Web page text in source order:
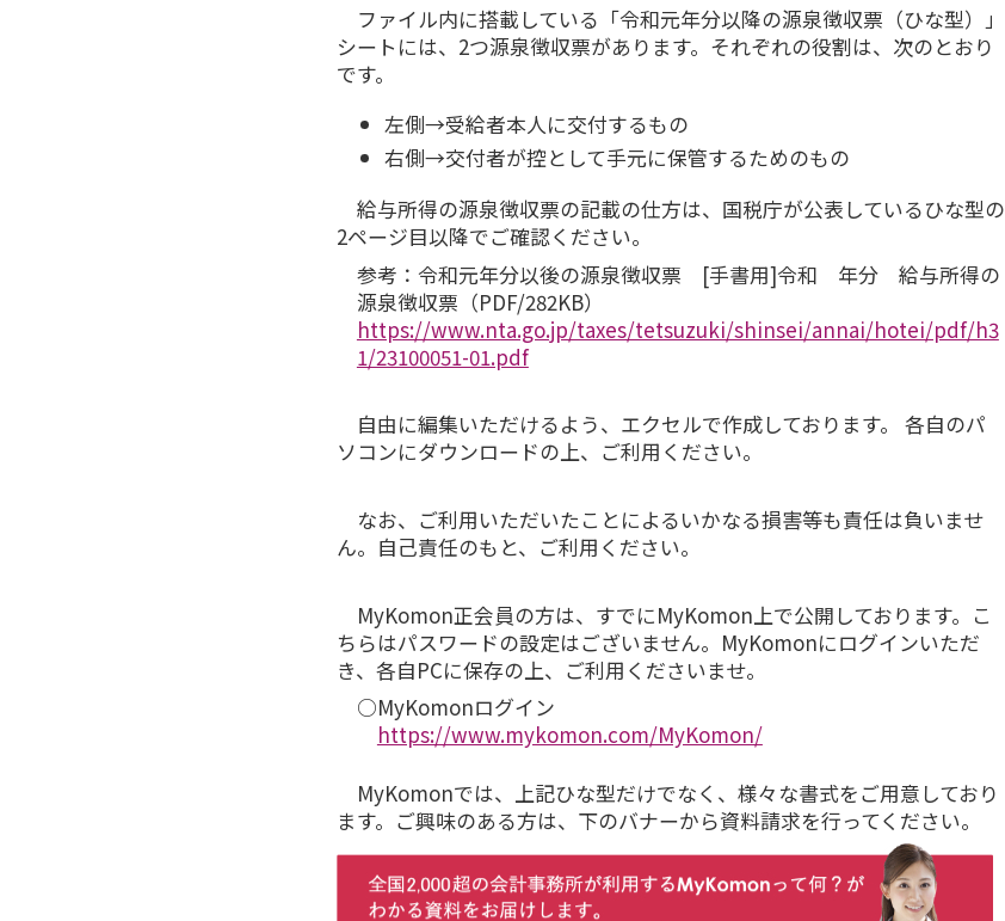
ファイル内に搭載している「令和元年分以降の源泉徴収票（ひな型）」
シートには、2つ源泉徴収票があります。それぞれの役割は、次のとおり
です。
左側→受給者本人に交付するもの
右側→交付者が控として手元に保管するためのもの
給与所得の源泉徴収票の記載の仕方は、国税庁が公表しているひな型の
2ページ目以降でご確認ください。
参考：令和元年分以後の源泉徴収票 [手書用]令和 年分 給与所得の
源泉徴収票（PDF/282KB）
https://www.nta.go.jp/taxes/tetsuzuki/shinsei/annai/hotei/pdf/h3
1/23100051-01.pdf
自由に編集いただけるよう、エクセルで作成しております。 各自のパ
ソコンにダウンロードの上、ご利用ください。
なお、ご利用いただいたことによるいかなる損害等も責任は負いませ
ん。自己責任のもと、ご利用ください。
MyKomon正会員の方は、すでにMyKomon上で公開しております。こ
ちらはパスワードの設定はございません。MyKomonにログインいただ
き、各自PCに保存の上、ご利用くださいませ。
○MyKomonログイン
https://www.mykomon.com/MyKomon/
MyKomonでは、上記ひな型だけでなく、様々な書式をご用意しており
ます。ご興味のある方は、下のバナーから資料請求を行ってください。